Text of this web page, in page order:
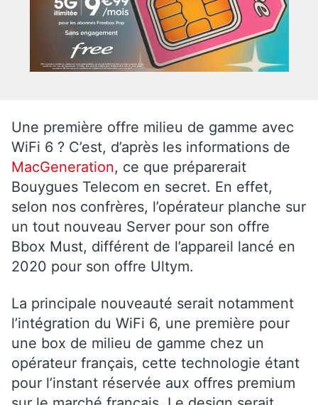
Une première offre milieu de gamme avec
WiFi 6 ? C’est, d’après les informations de
MacGeneration, ce que préparerait
Bouygues Telecom en secret. En effet,
selon nos confrères, l’opérateur planche sur
un tout nouveau Server pour son offre
Bbox Must, différent de l’appareil lancé en
2020 pour son offre Ultym.
La principale nouveauté serait notamment
l’intégration du WiFi 6, une première pour
une box de milieu de gamme chez un
opérateur français, cette technologie étant
pour l’instant réservée aux offres premium